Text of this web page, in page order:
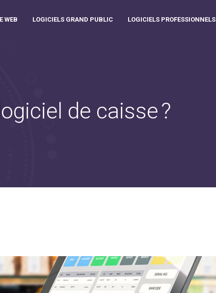
WEB LOGICIELS GRAND PUBLIC LOGICIELS PROFESSIONNELS
de caisse ?